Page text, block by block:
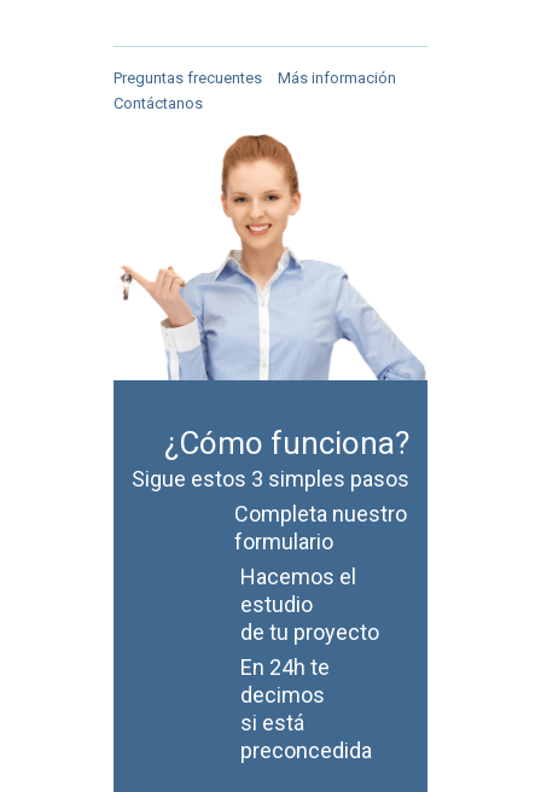
Preguntas frecuentes
Más información
Contáctanos
¿Cómo funciona?
Sigue estos 3 simples pasos
Completa nuestro
formulario
Hacemos el
estudio
de tu proyecto
En 24h te
decimos
si está
preconcedida